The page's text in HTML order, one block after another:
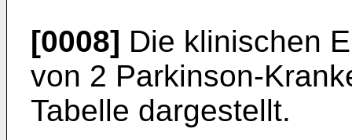
[0008] Die klinischen
von 2 Parkinson-­
Tabelle dargestellt.